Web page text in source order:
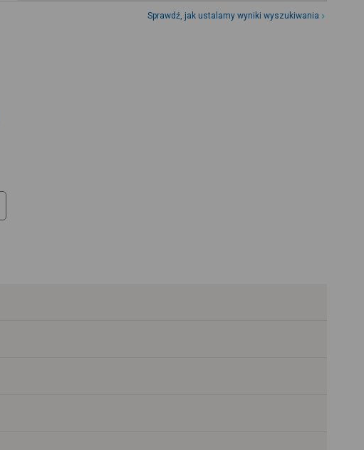
Sprawdź, jak ustalamy wyniki wyszukiwania